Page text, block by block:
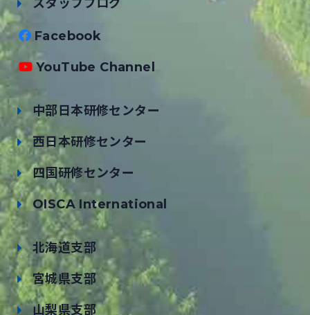
スタッフブログ
Facebook
YouTube Channel
中部日本研修センター
西日本研修センター
四国研修センター
OISCA International
北海道支部
宮城県支部
山梨県支部